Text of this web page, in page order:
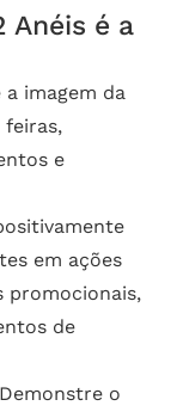
Anéis é a
a imagem da
feiras,
e
em ações
promocionais,
de
Demonstre o